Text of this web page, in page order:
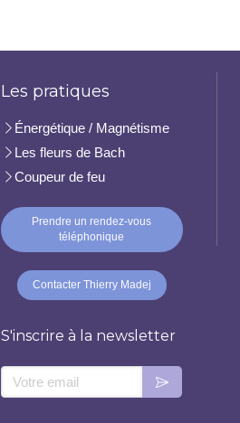
Les pratiques
Énergétique / Magnétisme
Les fleurs de Bach
Coupeur de feu
Prendre un rendez-vous
téléphonique
Contacter Thierry Madej
S'inscrire à la newsletter
Votre email